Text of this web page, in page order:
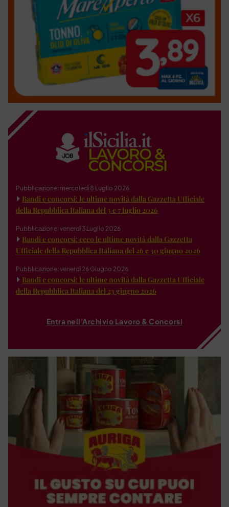
Pubblicazione: mercoledì 8 Luglio 2026
Bandi e concorsi: le ultime novità dalla Gazzetta Ufficiale
della Repubblica Italiana del 3 e 7 luglio 2026
Pubblicazione: venerdì 3 Luglio 2026
Bandi e concorsi: ecco le ultime novità dalla Gazzetta
Ufficiale della Repubblica Italiana del 26 e 30 giugno 2026
Pubblicazione: venerdì 26 Giugno 2026
Bandi e concorsi: le ultime novità dalla Gazzetta Ufficiale
della Repubblica Italiana del 23 giugno 2026
Entra nell'Archivio Lavoro & Concorsi